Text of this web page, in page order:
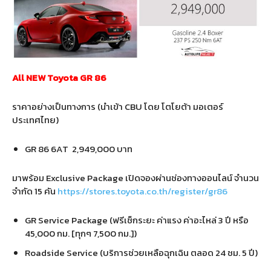
All NEW Toyota GR 86
ราคาอย่างเป็นทางการ (นำเข้า CBU โดย โตโยต้า มอเตอร์
ประเทศไทย)
GR 86 6AT 2,949,000 บาท
มาพร้อม Exclusive Package เปิดจองผ่านช่องทางออนไลน์ จำนวน
จำกัด 15 คัน https://stores.toyota.co.th/register/gr86
GR Service Package (ฟรีเช็กระยะ ค่าแรง ค่าอะไหล่ 3 ปี หรือ
45,000 กม. [ทุกๆ 7,500 กม.])
Roadside Service (บริการช่วยเหลือฉุกเฉิน ตลอด 24 ชม. 5 ปี)